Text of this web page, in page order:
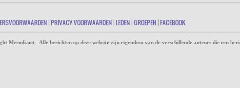
|PRIVACY VOORWAARDEN |LEDEN |GROEPEN |FACEBOOK
Merudi.net - Alle berichten op deze website zijn eigendom van de verschillende auteurs die een